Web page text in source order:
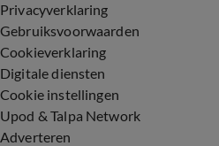
Privacyverklaring
Gebruiksvoorwaarden
Cookieverklaring
Digitale diensten
Cookie instellingen
Upod & Talpa Network
Adverteren